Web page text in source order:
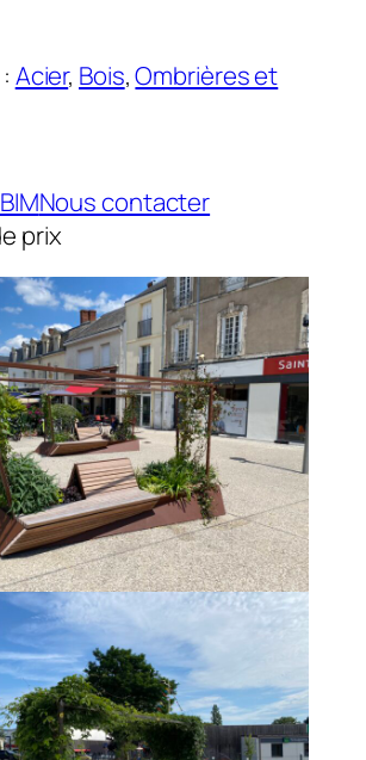
Acier, Bois, Ombrières et
Nous contacter
prix